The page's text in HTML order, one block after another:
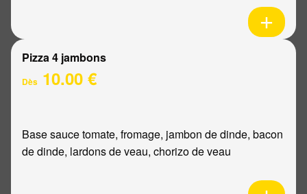
Pizza 4 jambons
Dès 10.00 €
Base sauce tomate, fromage, jambon de dinde, bacon
de dinde, lardons de veau, chorizo de veau